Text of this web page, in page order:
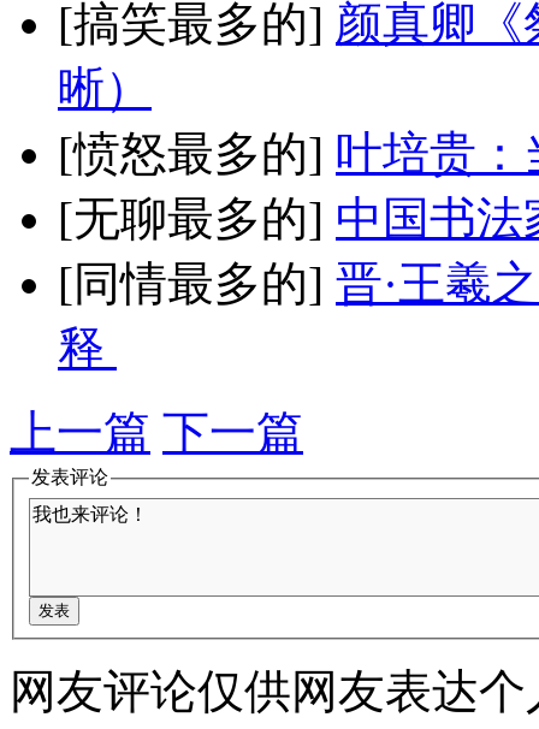
[搞笑最多的] 颜真卿《
晰）
[愤怒最多的] 叶培贵：
[无聊最多的] 中国书法
[同情最多的] 晋·王羲
释
上一篇 下一篇
发表评论
网友评论仅供网友表达